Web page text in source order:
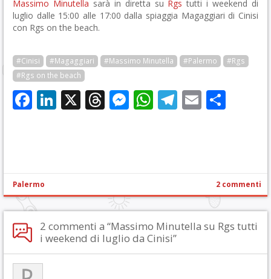
Massimo Minutella sarà in diretta su Rgs tutti i weekend di
luglio dalle 15:00 alle 17:00 dalla spiaggia Magaggiari di Cinisi
con Rgs on the beach.
#Cinisi #Magaggiari #Massimo Minutella #Palermo
#Rgs
#Rgs on the beach
Facebook
LinkedIn
X Threads
Messenger
WhatsApp
Telegram
Email
Palermo 2 commenti
2 commenti a “Massimo Minutella su Rgs tutti
i weekend di luglio da Cinisi”